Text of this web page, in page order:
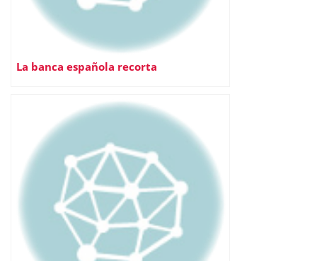
La banca española recorta